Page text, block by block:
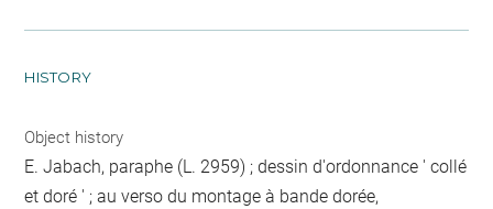
HISTORY
Object history
E. Jabach, paraphe (L. 2959) ; dessin d'ordonnance ' collé
et doré ' ; au verso du montage à bande dorée,